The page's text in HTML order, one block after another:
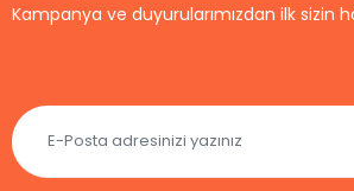
Kampanya ve duyurularımızdan ilk sizin